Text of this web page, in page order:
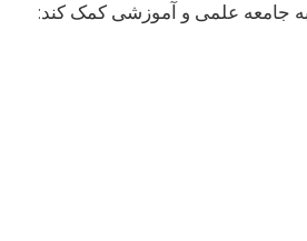
به جامعه علمی و آموزشی کمک کند: